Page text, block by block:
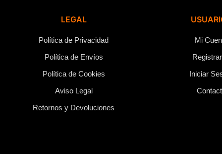
LEGAL
Política de Privacidad
Política de Envíos
Política de Cookies
Aviso Legal
Retornos y Devoluciones
Mi
Iniciar